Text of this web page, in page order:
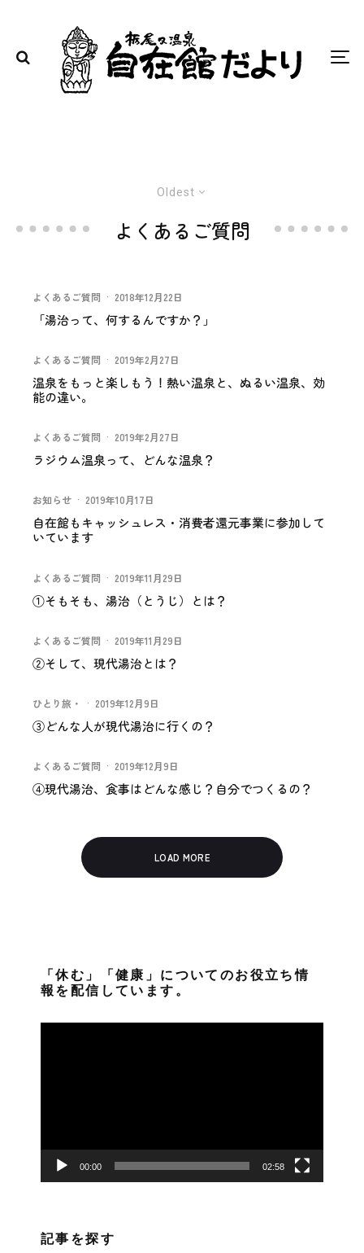
Oldest
よくあるご質問
よくあるご質問 · 2018年12月22日
「湯治って、何するんですか？」
よくあるご質問 · 2019年2月27日
温泉をもっと楽しもう！熱い温泉と、ぬるい温泉、効
能の違い。
よくあるご質問 · 2019年2月27日
ラジウム温泉って、どんな温泉？
お知らせ · 2019年10月17日
自在館もキャッシュレス・消費者還元事業に参加して
いています
よくあるご質問 · 2019年11月29日
①そもそも、湯治（とうじ）とは？
よくあるご質問 · 2019年11月29日
②そして、現代湯治とは？
ひとり旅・ · 2019年12月9日
③どんな人が現代湯治に行くの？
よくあるご質問 · 2019年12月9日
④現代湯治、食事はどんな感じ？自分でつくるの？
LOAD MORE
「休む」「健康」についてのお役立ち情
報を配信しています。
ー
00:00 02:58
記事を探す